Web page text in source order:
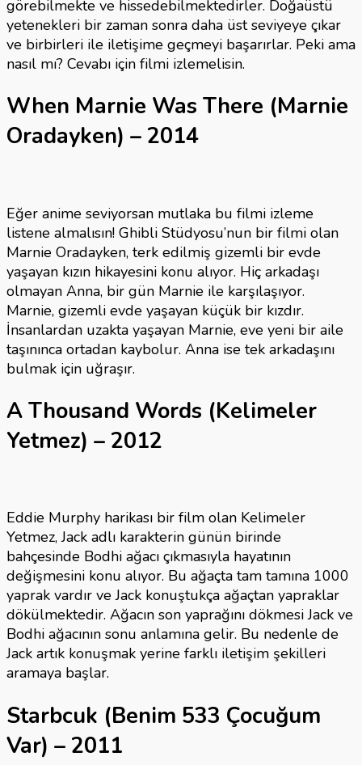
görebilmekte ve hissedebilmektedirler. Doğaüstü
yetenekleri bir zaman sonra daha üst seviyeye çıkar
ve birbirleri ile iletişime geçmeyi başarırlar. Peki ama
nasıl mı? Cevabı için filmi izlemelisin.
When Marnie Was There (Marnie
Oradayken) – 2014
Eğer anime seviyorsan mutlaka bu filmi izleme
listene almalısın! Ghibli Stüdyosu’nun bir filmi olan
Marnie Oradayken, terk edilmiş gizemli bir evde
yaşayan kızın hikayesini konu alıyor. Hiç arkadaşı
olmayan Anna, bir gün Marnie ile karşılaşıyor.
Marnie, gizemli evde yaşayan küçük bir kızdır.
İnsanlardan uzakta yaşayan Marnie, eve yeni bir aile
taşınınca ortadan kaybolur. Anna ise tek arkadaşını
bulmak için uğraşır.
A Thousand Words (Kelimeler
Yetmez) – 2012
Eddie Murphy harikası bir film olan Kelimeler
Yetmez, Jack adlı karakterin günün birinde
bahçesinde Bodhi ağacı çıkmasıyla hayatının
değişmesini konu alıyor. Bu ağaçta tam tamına 1000
yaprak vardır ve Jack konuştukça ağaçtan yapraklar
dökülmektedir. Ağacın son yaprağını dökmesi Jack ve
Bodhi ağacının sonu anlamına gelir. Bu nedenle de
Jack artık konuşmak yerine farklı iletişim şekilleri
aramaya başlar.
Starbcuk (Benim 533 Çocuğum
Var) – 2011